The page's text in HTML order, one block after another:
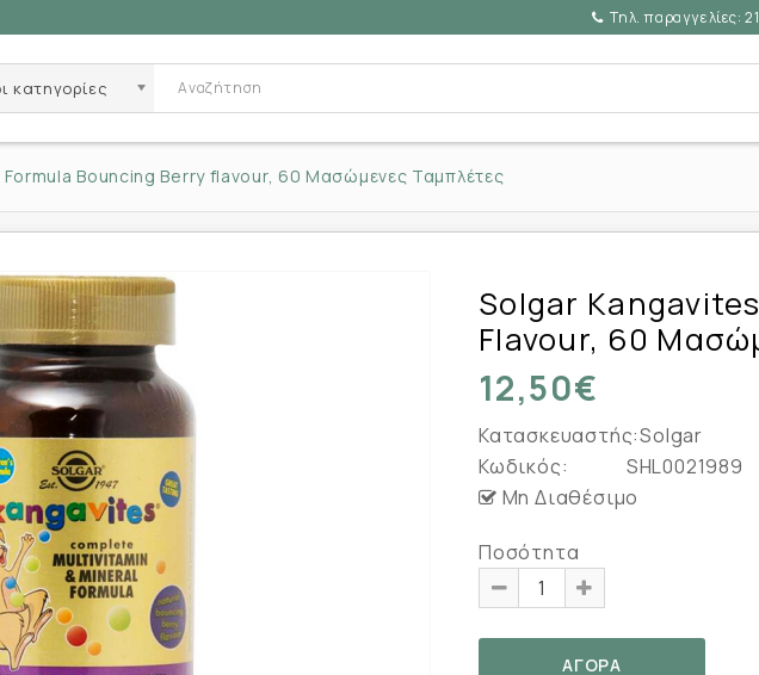
Τηλ. παραγγελίες:
κατηγορίες
Bouncing Berry flavour, 60 Μασώμενες Ταμπλέτες
Solgar
Flavour, 60
12,50€
Κατασκευαστής:Solgar
Κωδικός:
SHL0021989
Μη Διαθέσιμο
Ποσότητα